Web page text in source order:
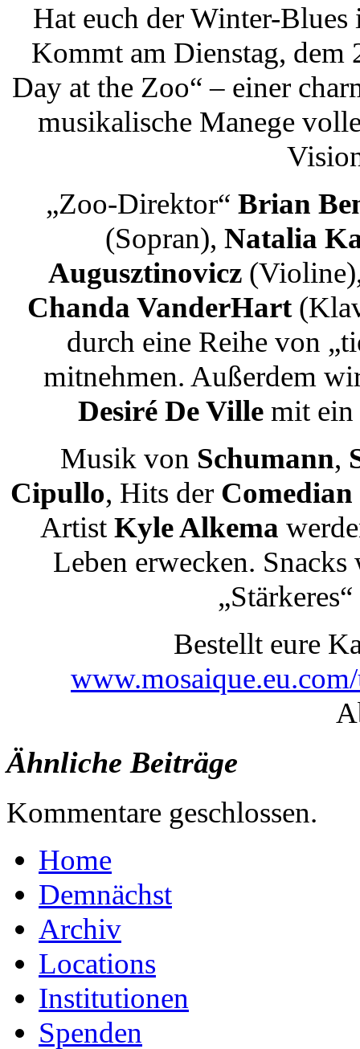
Hat euch der Winter-
Kommt am Dienstag, dem
Day at the Zoo“ – einer
musikalische Manege
„Zoo-Direktor“ Brian
(Sopran), Natalia
Augusztinovicz
Chanda VanderHart
durch eine Reihe von
mitnehmen. Außerdem
Desiré De Villemit ein
Musik von Schumann,
Cipullo, Hits derComedian
Artist Kyle Alkema
Leben erwecken.
Bestellt eure
Ähnliche Beiträge
Kommentare geschlossen.
Home
Demnächst
Archiv
Locations
Institutionen
Spenden